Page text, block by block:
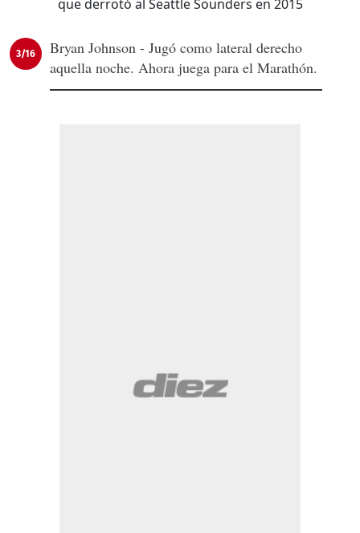
3/16
Bryan Johnson - Jugó como lateral derecho
aquella noche. Ahora juega para el Marathón.